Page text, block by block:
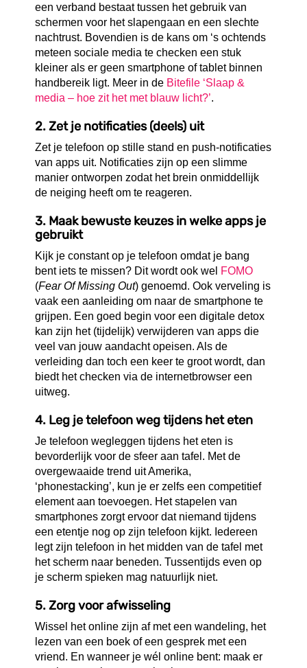
een verband bestaat tussen het gebruik van
schermen voor het slapengaan en een slechte
nachtrust. Bovendien is de kans om ‘s ochtends
meteen sociale media te checken een stuk
kleiner als er geen smartphone of tablet binnen
handbereik ligt. Meer in de Bitefile ‘Slaap &
media – hoe zit het met blauw licht?’.
2. Zet je notificaties (deels) uit
Zet je telefoon op stille stand en push-notificaties
van apps uit. Notificaties zijn op een slimme
manier ontworpen zodat het brein onmiddellijk
de neiging heeft om te reageren.
3. Maak bewuste keuzes in welke apps je
gebruikt
Kijk je constant op je telefoon omdat je bang
bent iets te missen? Dit wordt ook wel FOMO
(Fear Of Missing Out) genoemd. Ook verveling is
vaak een aanleiding om naar de smartphone te
grijpen. Een goed begin voor een digitale detox
kan zijn het (tijdelijk) verwijderen van apps die
veel van jouw aandacht opeisen. Als de
verleiding dan toch een keer te groot wordt, dan
biedt het checken via de internetbrowser een
uitweg.
4. Leg je telefoon weg tijdens het eten
Je telefoon wegleggen tijdens het eten is
bevorderlijk voor de sfeer aan tafel. Met de
overgewaaide trend uit Amerika,
‘phonestacking’, kun je er zelfs een competitief
element aan toevoegen. Het stapelen van
smartphones zorgt ervoor dat niemand tijdens
een etentje nog op zijn telefoon kijkt. Iedereen
legt zijn telefoon in het midden van de tafel met
het scherm naar beneden. Tussentijds even op
je scherm spieken mag natuurlijk niet.
5. Zorg voor afwisseling
Wissel het online zijn af met een wandeling, het
lezen van een boek of een gesprek met een
vriend. En wanneer je wél online bent: maak er